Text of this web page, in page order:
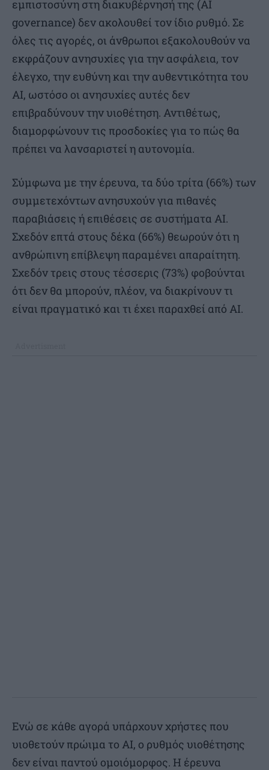
εμπιστοσύνη στη διακυβέρνησή της (AI
governance) δεν ακολουθεί τον ίδιο ρυθμό. Σε
όλες τις αγορές, οι άνθρωποι εξακολουθούν να
εκφράζουν ανησυχίες για την ασφάλεια, τον
έλεγχο, την ευθύνη και την αυθεντικότητα του
AI, ωστόσο οι ανησυχίες αυτές δεν
επιβραδύνουν την υιοθέτηση. Αντιθέτως,
διαμορφώνουν τις προσδοκίες για το πώς θα
πρέπει να λανσαριστεί η αυτονομία.
Σύμφωνα με την έρευνα, τα δύο τρίτα (66%) των
συμμετεχόντων ανησυχούν για πιθανές
παραβιάσεις ή επιθέσεις σε συστήματα AI.
Σχεδόν επτά στους δέκα (66%) θεωρούν ότι η
ανθρώπινη επίβλεψη παραμένει απαραίτητη.
Σχεδόν τρεις στους τέσσερις (73%) φοβούνται
ότι δεν θα μπορούν, πλέον, να διακρίνουν τι
είναι πραγματικό και τι έχει παραχθεί από AI.
Ενώ σε κάθε αγορά υπάρχουν χρήστες που
υιοθετούν πρώιμα το AI, ο ρυθμός υιοθέτησης
δεν είναι παντού ομοιόμορφος. Η έρευνα